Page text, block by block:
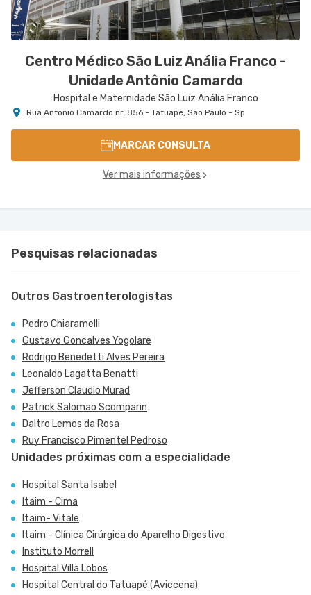
Centro Médico São Luiz Anália Franco -
Unidade Antônio Camardo
Hospital e Maternidade São Luiz Anália Franco
Rua Antonio Camardo nr. 856 - Tatuape, Sao Paulo - Sp
MARCAR CONSULTA
Ver mais informações
Pesquisas relacionadas
Outros Gastroenterologistas
Pedro Chiaramelli
Gustavo Goncalves Yogolare
Rodrigo Benedetti Alves Pereira
Leonaldo Lagatta Benatti
Jefferson Claudio Murad
Patrick Salomao Scomparin
Daltro Lemos da Rosa
Ruy Francisco Pimentel Pedroso
Unidades próximas com a especialidade
Hospital Santa Isabel
Itaim - Cima
Itaim- Vitale
Itaim - Clínica Cirúrgica do Aparelho Digestivo
Instituto Morrell
Hospital Villa Lobos
Hospital Central do Tatuapé (Aviccena)